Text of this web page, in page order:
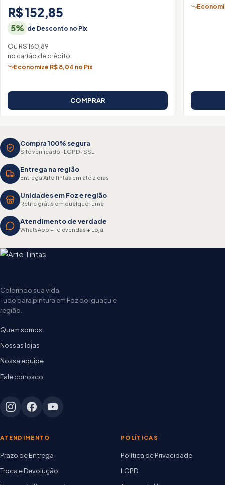
R$ 152,85
5% de Desconto no Pix
Ou R$ 160,89
no cartão de crédito
Economize R$ 8,04 no Pix
COMPRAR
Compra 100% segura
Site verificado · LGPD · SSL
Entrega na região
Entrega Arte Tintas em até 2 dias
Unidades em Foz e região
Retire grátis em qualquer uma
Atendimento de verdade
WhatsApp + Televendas + Loja
Colorindo sua vida.
Tudo para pintura em Foz do Iguaçu e
região.
Quem somos
Nossas lojas
Nossa equipe
Fale conosco
ATENDIMENTO
Prazo de Entrega
Troca e Devolução
POLÍTICAS
Política de Privacidade
LGPD